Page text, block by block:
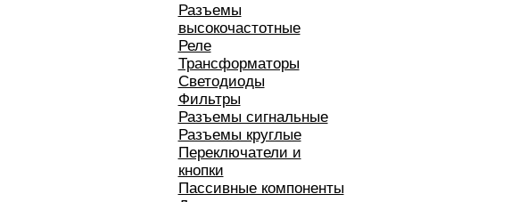
Разъемы
высокочастотные
Реле
Трансформаторы
Светодиоды
Фильтры
Разъемы сигнальные
Разъемы круглые
Переключатели и
кнопки
Пассивные компоненты